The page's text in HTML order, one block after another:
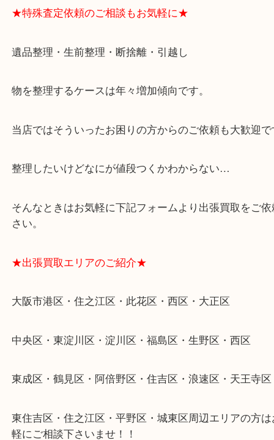
・貴金属やブランド品などのお品以外にも切手や骨
思っていただけるよう、
一点一点丁寧に査定させていただきます！
★ご来店での査定の流れ★
★特殊査定依頼のご相談もお気軽に★
当店ではそういったお困りの方からのご依頼も大歓